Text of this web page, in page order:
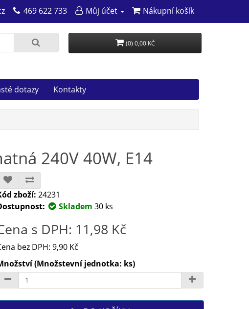
469 622 733 Můj účet Nákupní košík
(0) 0,00 KČ
dotazy Kontakty
240V 40W, E14
zboží: 24231
Skladem 30 ks
s DPH: 11,98 Kč
bez DPH: 9,90 Kč
(Množstevní jednotka: ks)